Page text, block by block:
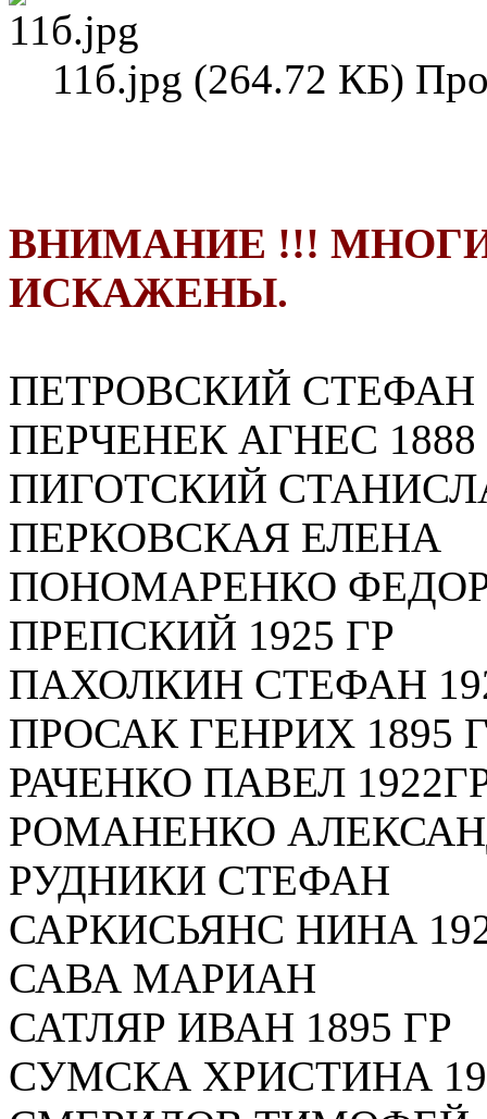
11б.jpg (264.72 КБ)
ВНИМАНИЕ !!!
ИСКАЖЕНЫ.
ПЕТРОВСКИЙ СТЕФАН
ПЕРЧЕНЕК АГНЕС 1888
ПИГОТСКИЙ
ПЕРКОВСКАЯ ЕЛЕНА
ПОНОМАРЕНКО ФЕДОР
ПРЕПСКИЙ 1925 ГР
ПАХОЛКИН СТЕФАН
ПРОСАК ГЕНРИХ 1895
РАЧЕНКО ПАВЕЛ
РОМАНЕНКО
РУДНИКИ СТЕФАН
САРКИСЬЯНС НИНА
САВА МАРИАН
САТЛЯР ИВАН 1895 ГР
СУМСКА ХРИСТИНА